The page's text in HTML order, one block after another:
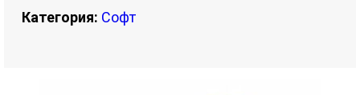
Категория: Софт